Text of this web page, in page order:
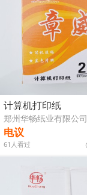
计算机打印纸
郑州华畅纸业有限公司
电议
61人看过